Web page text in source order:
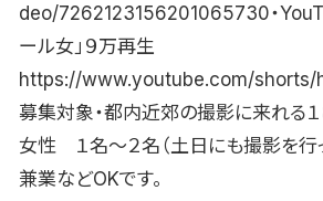
deo/7262123156201065730・
ール女」９万再生
https://www.youtube.com/
募集対象・都内近郊の撮影に来れる
女性 １名〜２名（土日にも撮影を行
兼業などOKです。